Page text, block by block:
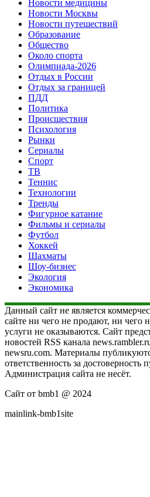
Новости медицины
Новости Москвы
Новости путешествий
Образование
Общество
Около спорта
Олимпиада-2026
Отдых в России
Отдых за границей
ПДД
Политика
Происшествия
Психология
Рынки
Сериалы
Спорт
ТВ
Теннис
Технологии
Тренды
Фигурное катание
Фильмы и сериалы
Футбол
Хоккей
Шахматы
Шоу-бизнес
Экология
Экономика
Данный сайт не является
сайте ни чего не продают, ни чего
услуги не оказываются. Сайт
новостей RSS канала
newsru.com. Материалы
ответственность за достоверность
Администрация сайта не несёт.
Сайт от bmb1 @ 2024
mainlink-bmb1site